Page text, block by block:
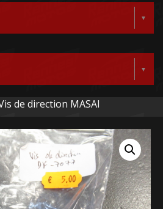
de direction MASAI